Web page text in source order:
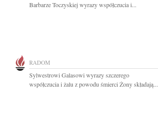
Barbarze Toczyskiej wyrazy współczucia i...
RADOM
Sylwestrowi Galasowi wyrazy szczerego
współczucia i żalu z powodu śmierci Żony składają...